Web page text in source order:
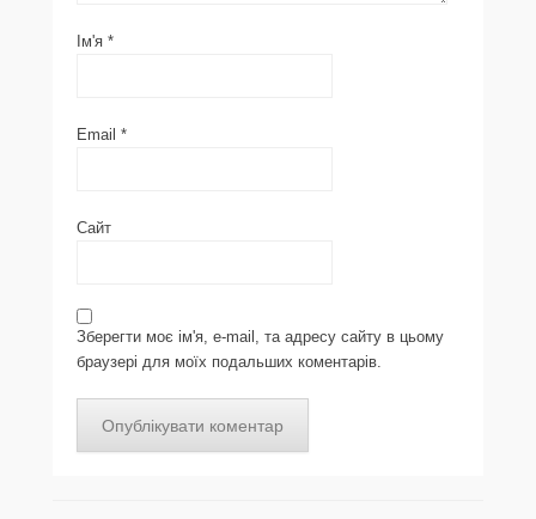
Ім'я *
Email *
Сайт
Зберегти моє ім'я, e-mail, та адресу сайту в цьому
браузері для моїх подальших коментарів.